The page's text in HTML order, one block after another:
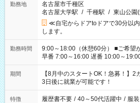
勤務地
名古屋市千種区
名古屋大学駅 / 千種駅 / 東山公園
≪自宅からドアtoドアで30分以
します。
勤務時間
9:00～18:00（休憩60分） ■ご希望があれば下記シフトもOK！
早番 7:00～16:00 遅番 10:00～19:00 夜
と休みを合わせたい」 「余裕を持
「できれば残業はしたくない」 な
ね。 ※Wワーク希望の方へ 今ご覧のお仕事で希望する勤務時間
と、もう1つのお仕事の勤務時間。
合は応募できません。
期間
【8月中のスタートOK！急募！】
3日後に就業が可能です！
特徴 履歴書不要 / 40～50代活躍中 / 服